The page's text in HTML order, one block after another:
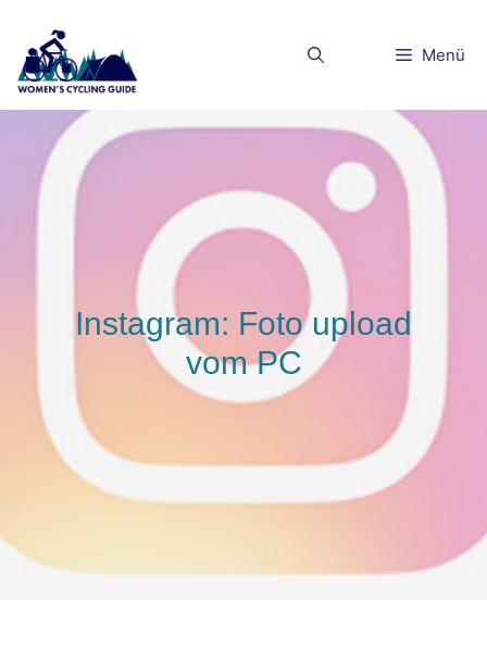
Inhalt
springen
Menü
Instagram: Foto upload
vom PC